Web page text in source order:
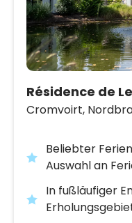
Résidence de
Cromvoirt,
Beliebter
Auswahl an
In fußläufiger